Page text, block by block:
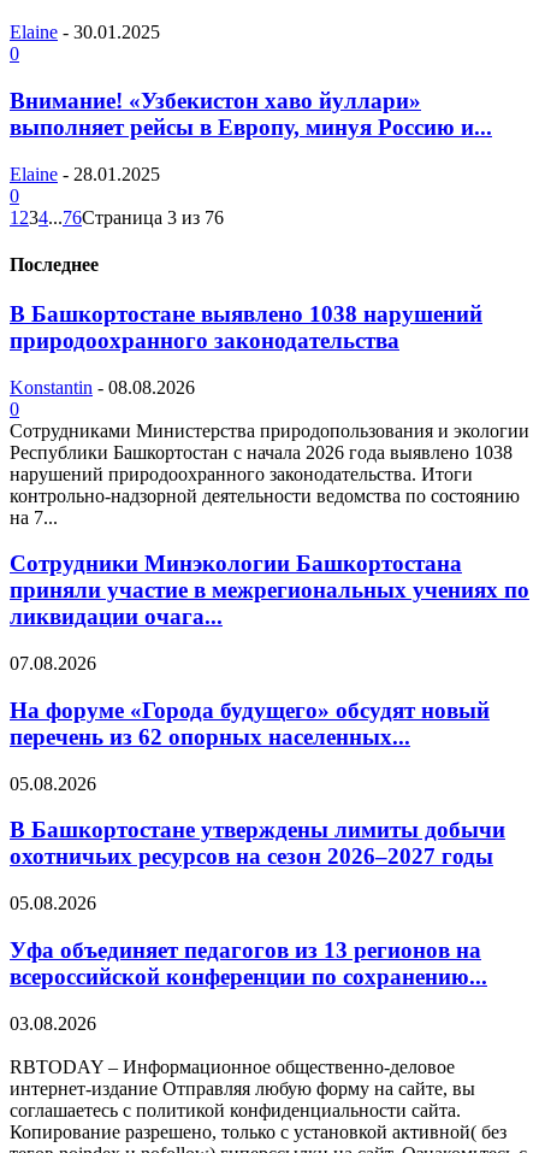
Elaine - 30.01.2025
0
Внимание! «Узбекистон хаво йуллари»
выполняет рейсы в Европу, минуя Россию и...
Elaine - 28.01.2025
0
1 234...76Страница 3 из 76
Последнее
В Башкортостане выявлено 1038 нарушений
природоохранного законодательства
Konstantin - 08.08.2026
0
Сотрудниками Министерства природопользования и экологии
Республики Башкортостан с начала 2026 года выявлено 1038
нарушений природоохранного законодательства. Итоги
контрольно-надзорной деятельности ведомства по состоянию
на 7...
Сотрудники Минэкологии Башкортостана
приняли участие в межрегиональных учениях по
ликвидации очага...
07.08.2026
На форуме «Города будущего» обсудят новый
перечень из 62 опорных населенных...
05.08.2026
В Башкортостане утверждены лимиты добычи
охотничьих ресурсов на сезон 2026–2027 годы
05.08.2026
Уфа объединяет педагогов из 13 регионов на
всероссийской конференции по сохранению...
03.08.2026
RBTODAY – Информационное общественно-деловое
интернет-издание Отправляя любую форму на сайте, вы
соглашаетесь с политикой конфиденциальности сайта.
Копирование разрешено, только с установкой активной( без